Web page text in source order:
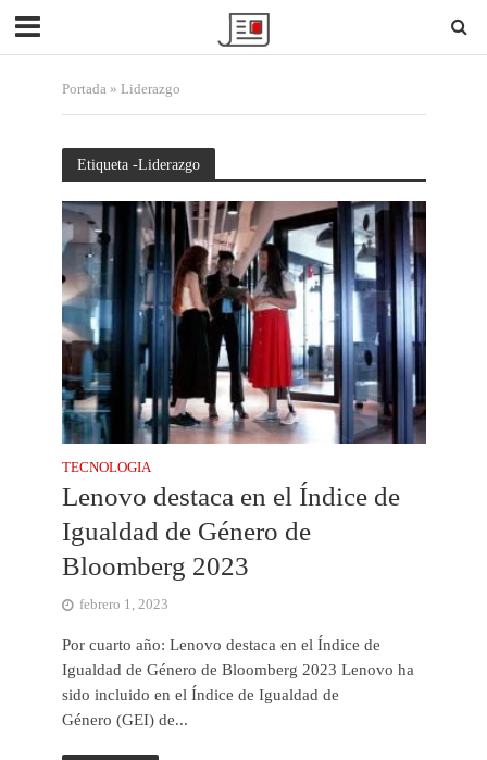
Portada» Liderazgo
Etiqueta -Liderazgo
TECNOLOGIA
Lenovo destaca en el Índice de
Igualdad de Género de
Bloomberg 2023
febrero 1, 2023
Por cuarto año: Lenovo destaca en el Índice de
Igualdad de Género de Bloomberg 2023 Lenovo ha
sido incluido en el Índice de Igualdad de
Género (GEI) de...